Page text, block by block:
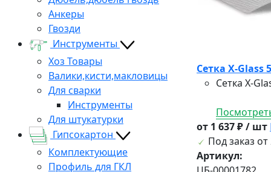
Анкеры
Гвозди
Инструменты
Хоз Товары
Валики,кисти,макловицы
Для сварки
Инструменты
Для штукатурки
Гипсокартон
Комплектующие
Профиль для ГКЛ
Сетка X-
Сетка X-
от 1 637 ₽ / шт
Под заказ от
Артикул: